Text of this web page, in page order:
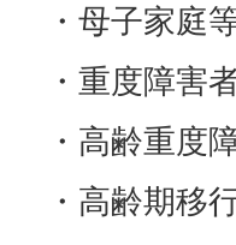
・母子家庭
・重度障害
・高齢重度
・高齢期移